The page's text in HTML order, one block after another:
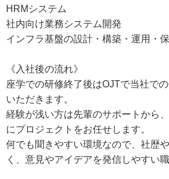
HRMシステム
社内向け業務システム開発
インフラ基盤の設計・構築・運用・
《入社後の流れ》
座学での研修終了後はOJTで当社で
いただきます。
経験が浅い方は先輩のサポートから
にプロジェクトをお任せします。
何でも聞きやすい環境なので、社歴
く、意見やアイデアを発信しやすい